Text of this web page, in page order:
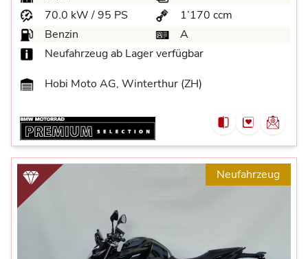
70.0 kW / 95 PS
1’170 ccm
Benzin
A
Neufahrzeug ab Lager verfügbar
Hobi Moto AG, Winterthur (ZH)
Neufahrzeug